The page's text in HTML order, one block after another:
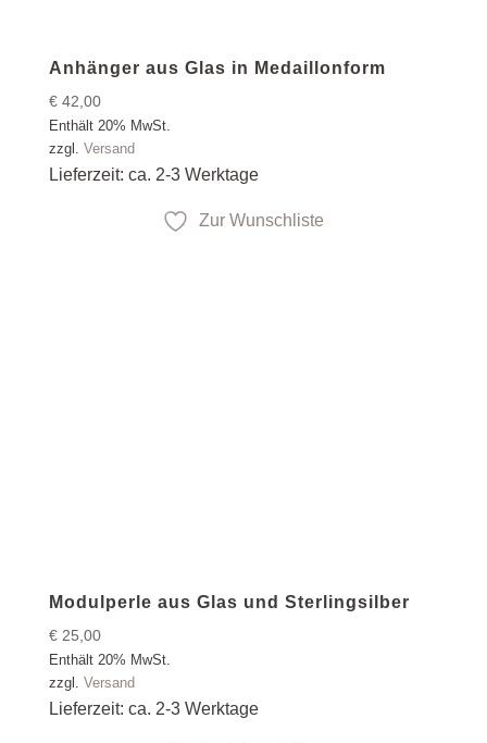
Anhänger aus Glas in Medaillonform
€42,00
Enthält 20% MwSt.
zzgl. Versand
Lieferzeit: ca. 2-3 Werktage
Zur Wunschliste
Modulperle aus Glas und Sterlingsilber
€25,00
Enthält 20% MwSt.
zzgl. Versand
Lieferzeit: ca. 2-3 Werktage